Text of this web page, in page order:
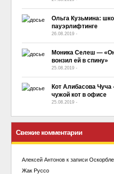
Ольга Кузьмина:
пауэрлифтинге
26.08.2019 -
Моника Селеш —
вонзил ей в спину»
25.08.2019 -
Кот Алибасова
чужой кот в офисе
25.08.2019 -
Свежие комментарии
Алексей Антоновк записи
Жак Руссо